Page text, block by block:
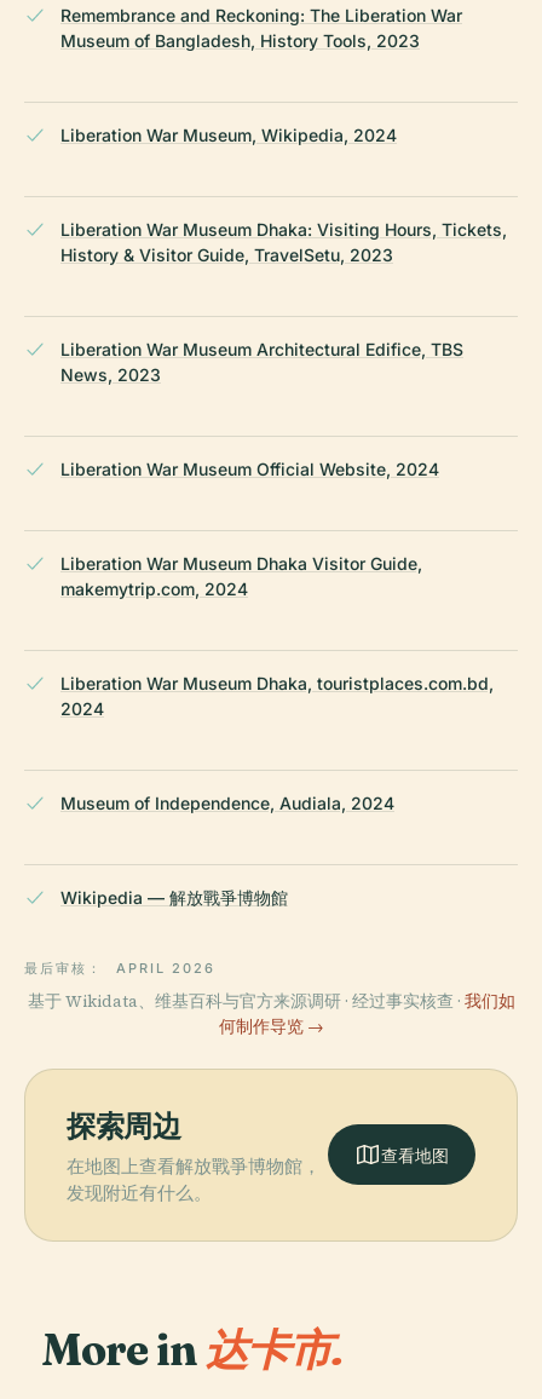
Remembrance and Reckoning: The Liberation War
Museum of Bangladesh, History Tools, 2023
Liberation War Museum, Wikipedia, 2024
Liberation War Museum Dhaka: Visiting Hours, Tickets,
History & Visitor Guide, TravelSetu, 2023
Liberation War Museum Architectural Edifice, TBS
News, 2023
Liberation War Museum Official Website, 2024
Liberation War Museum Dhaka Visitor Guide,
makemytrip.com, 2024
Liberation War Museum Dhaka, touristplaces.com.bd,
2024
Museum of Independence, Audiala, 2024
Wikipedia — 解放戰爭博物館
最后审核： APRIL 2026
基于 Wikidata、维基百科与官方来源调研 · 经过事实核查 · 我们如
何制作导览 →
探索周边
在地图上查看解放戰爭博物館，
发现附近有什么。
查看地图
More in达卡市.